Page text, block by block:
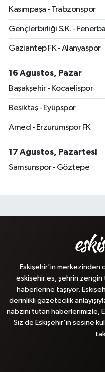
Kasımpaşa - Trabzonspor
Gençlerbirliği S.K. -
Gaziantep FK - Alanyaspor
16 Ağustos, Pazar
Başakşehir - Kocaelispor
Beşiktaş - Eyüpspor
Amed - Erzurumspor FK
17 Ağustos, Pazartesi
Samsunspor - Göztepe
Eskişehir'in merkezinden
eskisehir.es, şehrin zengin
haberlerine taşıyor.
derinlikli gazetecilik
nabzını tutan haberlerimizle,
Siz de Eskişehir'in sesine